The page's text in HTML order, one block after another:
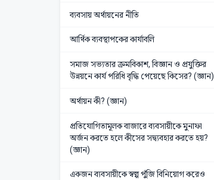
ব্যবসায় অর্থায়নের নীতি
আর্থিক ব্যবস্থাপকের কার্যাবলি
সমাজ সভ্যতার ক্রমবিকাশ, বিজ্ঞান ও প্রযুক্তির
উন্নয়নে কার্য পরিধি বৃদ্ধি পেয়েছে কিসের? (জ্ঞান)
অর্থায়ন কী? (জ্ঞান)
প্রতিযোগিতামূলক বাজারে ব্যবসায়ীকে মুনাফা
অর্জন করতে হলে কীসের সদ্ব্যবহার করতে হয়?
(জ্ঞান)
একজন ব্যবসায়ীকে স্বল্প পুঁজি বিনিয়োগ করেও